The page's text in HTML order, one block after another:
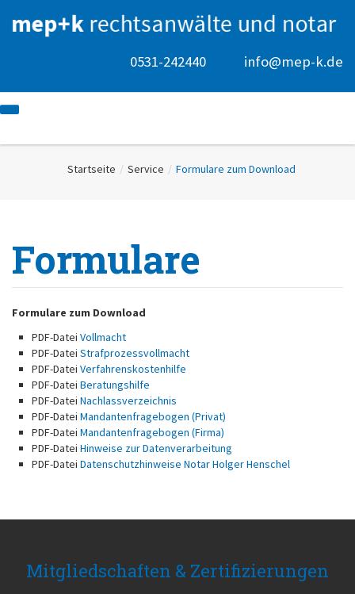
0531-242440 info@mep-k.de
Cordula Ebeling
Holger Henschel
Notar Holger Henschel
Rechtsgebiete
Arbeitsrecht
Familienrecht
Handels- & Gesellschaftsrecht
Immobilienrecht
Kaufrecht
Kindschaftssachen
Miet- & Pachtrecht
Öffentliches Dienstrecht
Opferschutzrecht
Ordnungswidrigkeitenrecht
Rentenrecht
Sozial- & Sozialversicherungsrecht
Strafrecht
Versicherungsrecht
Wirtschaftsrecht
Mediation
Mediatoren
Mediationsbereiche
Service
Datenschutz
Aktuelles
Jobs
Datenschutz
Startseite / Service / Formulare zum Download
Formulare
Formulare zum Download
PDF-Datei Vollmacht
PDF-Datei Strafprozessvollmacht
PDF-Datei Verfahrenskostenhilfe
PDF-Datei Beratungshilfe
PDF-Datei Nachlassverzeichnis
PDF-Datei Mandantenfragebogen (Privat)
PDF-Datei Mandantenfragebogen (Firma)
PDF-Datei Hinweise zur Datenverarbeitung
PDF-Datei Datenschutzhinweise Notar Holger Henschel
Mitgliedschaften & Zertifizierungen